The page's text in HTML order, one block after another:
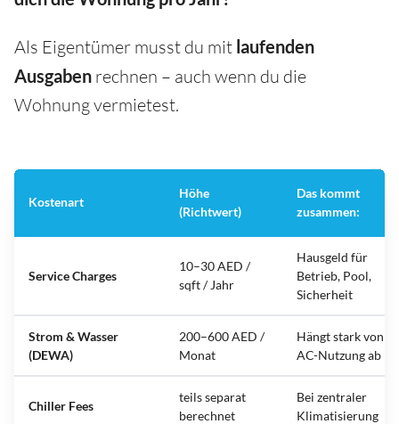
Als Eigentümer musst du mit laufenden
Ausgaben rechnen – auch wenn du die
Wohnung vermietest.
Kostenart
Höhe
(Richtwert)
Das kommt
zusammen:
Service Charges
10–30 AED /
sqft / Jahr
Hausgeld für
Betrieb, Pool,
Sicherheit
Strom & Wasser
(DEWA)
200–600 AED /
Monat
Hängt stark von
AC-Nutzung ab
Chiller Fees
teils separat
berechnet
Bei zentraler
Klimatisierung